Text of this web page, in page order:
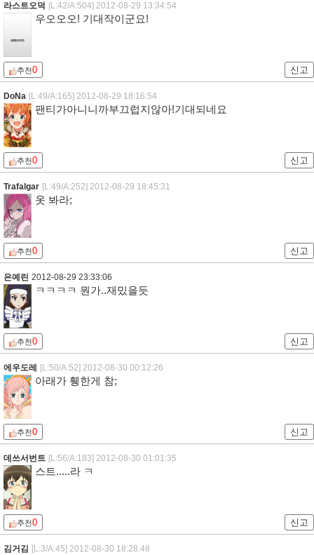
라스트오덕 [L:42/A:504] 2012-08-29 13:34:54
우오오오! 기대작이군요!
추천0 신고
DoNa [L:49/A:165] 2012-08-29 18:16:54
팬티가아니니까부끄럽지않아!기대되네요
추천0 신고
Trafalgar [L:49/A:252] 2012-08-29 18:45:31
옷 봐라;
추천0 신고
은예린 2012-08-29 23:33:06
ㅋㅋㅋㅋ 뭔가..재밌을듯
추천0 신고
에우도레 [L:50/A:52] 2012-08-30 00:12:26
아래가 휑한게 참;
추천0 신고
데쓰서번트 [L:56/A:183] 2012-08-30 01:01:35
스트.....라 ㅋ
추천0 신고
김거김 [L:3/A:45] 2012-08-30 18:28:48